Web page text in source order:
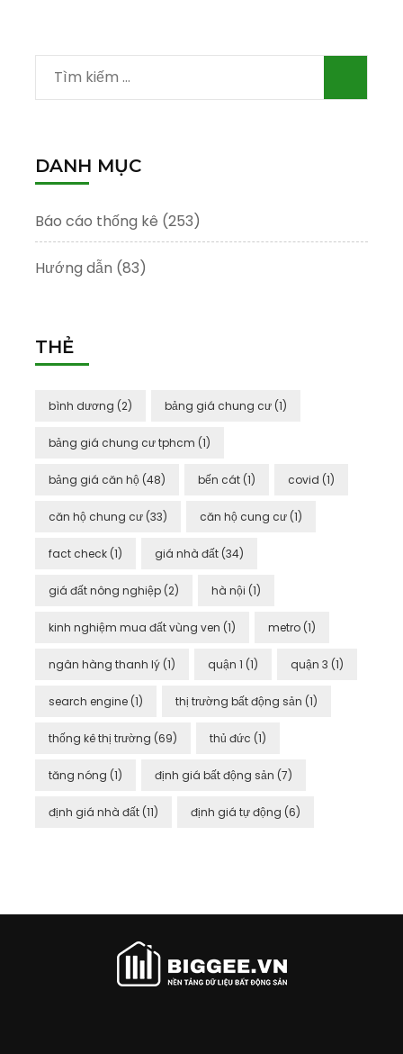
Tìm
kiếm
DANH MỤC
Báo cáo thống kê (253)
Hướng dẫn (83)
THẺ
bình dương (2) bảng giá chung cư (1)
bảng giá chung cư tphcm (1)
bảng giá căn hộ (48) bến cát (1) covid (1)
căn hộ chung cư (33) căn hộ cung cư (1)
fact check (1) giá nhà đất (34)
giá đất nông nghiệp (2) hà nội (1)
kinh nghiệm mua đất vùng ven (1) metro (1)
ngân hàng thanh lý (1) quận 1 (1) quận 3 (1)
search engine (1) thị trường bất động sản (1)
thống kê thị trường (69) thủ đức (1)
tăng nóng (1) định giá bất động sản (7)
định giá nhà đất (11) định giá tự động (6)